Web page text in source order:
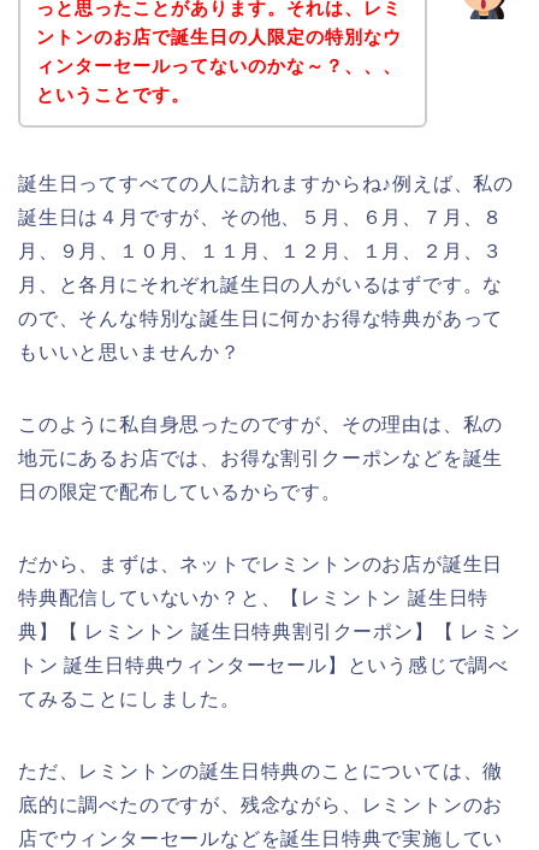
っと思ったことがあります。それは、レミ
ントンのお店で誕生日の人限定の特別なウ
ィンターセールってないのかな～？、、、
ということです。
誕生日ってすべての人に訪れますからね♪例えば、私の
誕生日は４月ですが、その他、５月、６月、７月、８
月、９月、１０月、１１月、１２月、１月、２月、３
月、と各月にそれぞれ誕生日の人がいるはずです。な
ので、そんな特別な誕生日に何かお得な特典があって
もいいと思いませんか？
このように私自身思ったのですが、その理由は、私の
地元にあるお店では、お得な割引クーポンなどを誕生
日の限定で配布しているからです。
だから、まずは、ネットでレミントンのお店が誕生日
特典配信していないか？と、【レミントン 誕生日特
典】【 レミントン 誕生日特典割引クーポン】【 レミン
トン 誕生日特典ウィンターセール】という感じで調べ
てみることにしました。
ただ、レミントンの誕生日特典のことについては、徹
底的に調べたのですが、残念ながら、レミントンのお
店でウィンターセールなどを誕生日特典で実施してい